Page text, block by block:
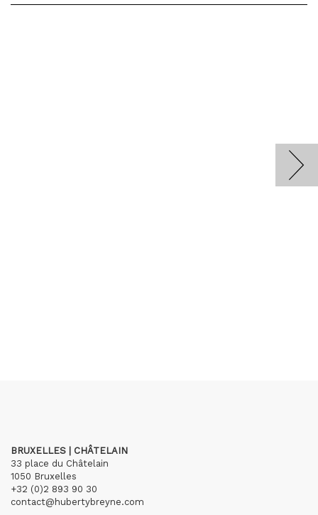
BRUXELLES | CHÂTELAIN
33 place du Châtelain
1050 Bruxelles
+32 (0)2 893 90 30
contact@hubertybreyne.com